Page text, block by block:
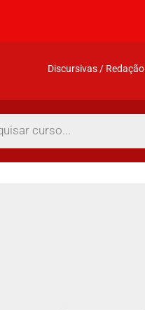
Discursivas / Redação